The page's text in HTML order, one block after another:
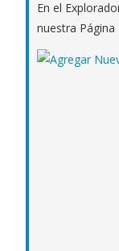
En el
nuestra